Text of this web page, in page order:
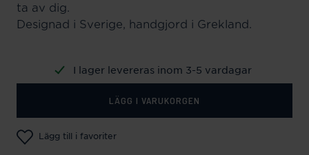
ta av dig.
Designad i Sverige, handgjord i Grekland.
I lager levereras inom 3-5 vardagar
LÄGG I VARUKORGEN
Lägg till i favoriter